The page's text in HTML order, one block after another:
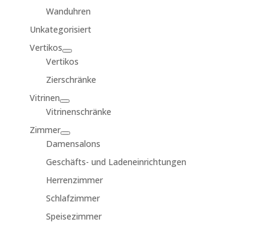
Wanduhren
Unkategorisiert
Vertikos
Vertikos
Zierschränke
Vitrinen
Vitrinenschränke
Zimmer
Damensalons
Geschäfts- und Ladeneinrichtungen
Herrenzimmer
Schlafzimmer
Speisezimmer